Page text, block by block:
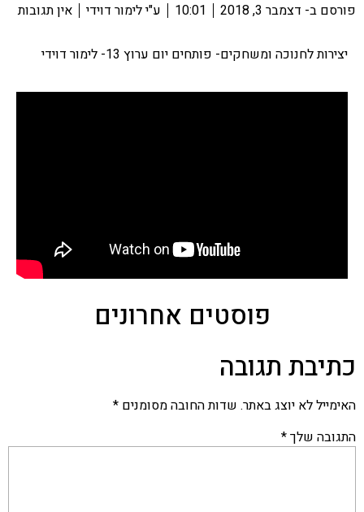
פורסם ב- דצמבר 3, 2018 10:01 ע"ילימור דוידי אין תגובות
יצירות לחנוכה ומשחקים- פותחים יום ערוץ 13- לימור דוידי
פוסטים אחרונים
כתיבת תגובה
האימייל לא יוצג באתר. שדות החובה מסומנים *
התגובה שלך*